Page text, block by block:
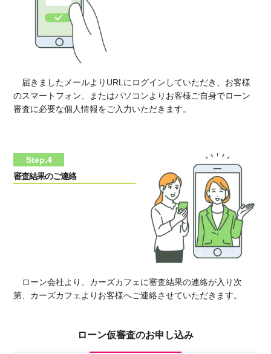
届きましたメールよりURLにログインしていただき、お客様
のスマートフォン、またはパソコンよりお客様ご自身でローン
審査に必要な個人情報をご入力いただきます。
Step.4
審査結果のご連絡
ローン会社より、カーズカフェに審査結果の連絡が入り次
第、カーズカフェよりお客様へご連絡させていただきます。
ローン仮審査のお申し込み